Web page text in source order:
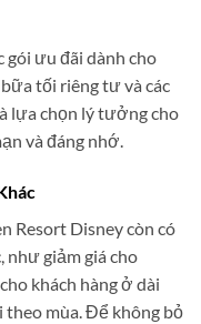
gói ưu đãi dành cho
tối riêng tư và các
lựa chọn lý tưởng cho
và đáng nhớ.
Resort Disney còn có
như giảm giá cho
khách hàng ở dài
theo mùa. Để không bỏ